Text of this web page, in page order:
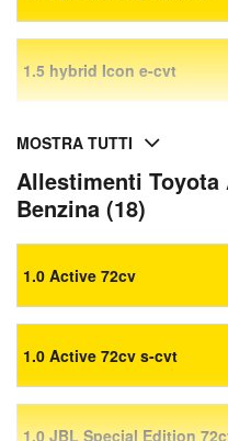
1.5 hybrid Icon e-cvt
MOSTRA TUTTI
Allestimenti Toyota
Benzina (18)
1.0 Active 72cv
1.0 Active 72cv s-cvt
1.0 JBL Special Edition